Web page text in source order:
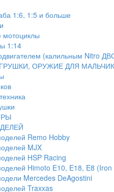
1:6, 1:5 и больше
1:14
(калильным Nitro
ОРУЖИЕ ДЛЯ
Remo Hobby
MJX
HSP Racing
Himoto E10, E18, E8
Mercedes DeAgostini
Traxxas